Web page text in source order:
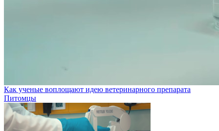
Как ученые воплощают идею ветеринарного препарата
Питомцы